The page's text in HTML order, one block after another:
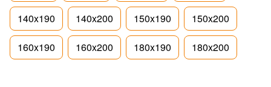
140x190 140x200 150x190 150x200
160x190 160x200 180x190 180x200